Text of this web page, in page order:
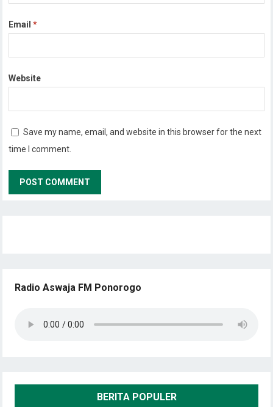
Email*
Website
Save my name, email, and website in this browser for the next
time I comment.
Radio Aswaja FM Ponorogo
BERITA POPULER